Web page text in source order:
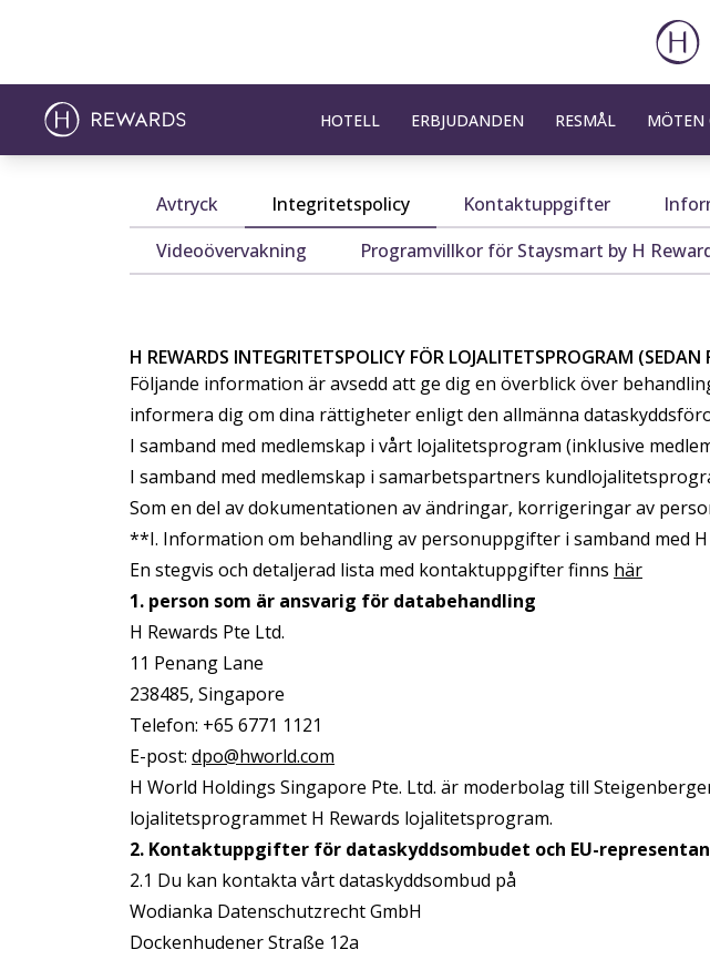
HOTELL ERBJUDANDEN RESMÅL MÖTEN
Avtryck Integritetspolicy Kontaktuppgifter
Videoövervakning
Programvillkor för Staysmart by H
H REWARDS INTEGRITETSPOLICY FÖR LOJALITETSPROGRAM (SEDAN
Följande information är avsedd att ge dig en överblick över
informera dig om dina rättigheter enligt den allmänna
I samband med medlemskap i vårt lojalitetsprogram (inklusive
I samband med medlemskap i samarbetspartners
Som en del av dokumentationen av ändringar, korrigeringar av
**I. Information om behandling av personuppgifter i samband med
En stegvis och detaljerad lista med kontaktuppgifter finns här
1. person som är ansvarig för databehandling
H Rewards Pte Ltd.
11 Penang Lane
238485, Singapore
Telefon: +65 6771 1121
E-post: dpo@hworld.com
H World Holdings Singapore Pte. Ltd. är moderbolag till
lojalitetsprogrammet H Rewards lojalitetsprogram.
2. Kontaktuppgifter för dataskyddsombudet och EU-
2.1 Du kan kontakta vårt dataskyddsombud på
Wodianka Datenschutzrecht GmbH
Dockenhudener Straße 12a